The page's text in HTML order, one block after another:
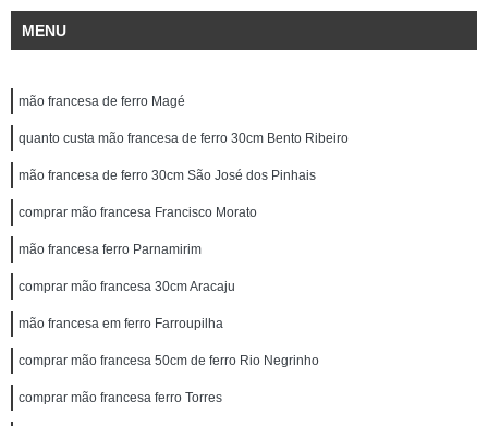
MENU
mão francesa de ferro Magé
quanto custa mão francesa de ferro 30cm Bento Ribeiro
mão francesa de ferro 30cm São José dos Pinhais
comprar mão francesa Francisco Morato
mão francesa ferro Parnamirim
comprar mão francesa 30cm Aracaju
mão francesa em ferro Farroupilha
comprar mão francesa 50cm de ferro Rio Negrinho
comprar mão francesa ferro Torres